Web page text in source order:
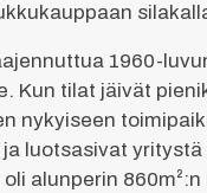
1960-
Kun tilat jäivät
nykyiseen
ja luotsasivat
alunperin